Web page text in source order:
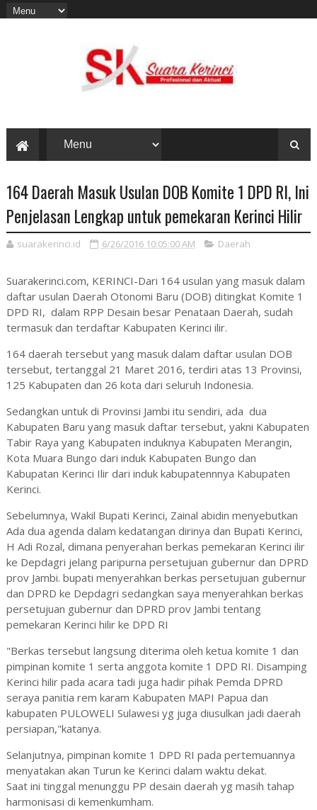
164 Daerah Masuk Usulan DOB Komite 1 DPD RI, Ini
Penjelasan Lengkap untuk pemekaran Kerinci Hilir
suarakerinci.id 6/26/2016 10:05:00 AM Daerah
Suarakerinci.com, KERINCI-Dari 164 usulan yang masuk dalam
daftar usulan Daerah Otonomi Baru (DOB) ditingkat Komite 1
DPD RI, dalam RPP Desain besar Penataan Daerah, sudah
termasuk dan terdaftar Kabupaten Kerinci ilir.
164 daerah tersebut yang masuk dalam daftar usulan DOB
tersebut, tertanggal 21 Maret 2016, terdiri atas 13 Provinsi,
125 Kabupaten dan 26 kota dari seluruh Indonesia.
Sedangkan untuk di Provinsi Jambi itu sendiri, ada dua
Kabupaten Baru yang masuk daftar tersebut, yakni Kabupaten
Tabir Raya yang Kabupaten induknya Kabupaten Merangin,
Kota Muara Bungo dari induk Kabupaten Bungo dan
Kabupatan Kerinci Ilir dari induk kabupatennnya Kabupaten
Kerinci.
Sebelumnya, Wakil Bupati Kerinci, Zainal abidin menyebutkan
Ada dua agenda dalam kedatangan dirinya dan Bupati Kerinci,
H Adi Rozal, dimana penyerahan berkas pemekaran Kerinci ilir
ke Depdagri jelang paripurna persetujuan gubernur dan DPRD
prov Jambi. bupati menyerahkan berkas persetujuan gubernur
dan DPRD ke Depdagri sedangkan saya menyerahkan berkas
persetujuan gubernur dan DPRD prov Jambi tentang
pemekaran Kerinci hilir ke DPD RI
"Berkas tersebut langsung diterima oleh ketua komite 1 dan
pimpinan komite 1 serta anggota komite 1 DPD RI. Disamping
Kerinci hilir pada acara tadi juga hadir pihak Pemda DPRD
seraya panitia rem karam Kabupaten MAPI Papua dan
kabupaten PULOWELI Sulawesi yg juga diusulkan jadi daerah
persiapan,"katanya.
Selanjutnya, pimpinan komite 1 DPD RI pada pertemuannya
menyatakan akan Turun ke Kerinci dalam waktu dekat.
Saat ini tinggal menunggu PP desain daerah yg masih tahap
harmonisasi di kemenkumham.